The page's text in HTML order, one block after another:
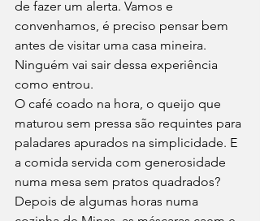
de fazer um alerta. Vamos e
convenhamos, é preciso pensar bem
antes de visitar uma casa mineira.
Ninguém vai sair dessa experiência
como entrou.
O café coado na hora, o queijo que
maturou sem pressa são requintes para
paladares apurados na simplicidade. E
a comida servida com generosidade
numa mesa sem pratos quadrados?
Depois de algumas horas numa